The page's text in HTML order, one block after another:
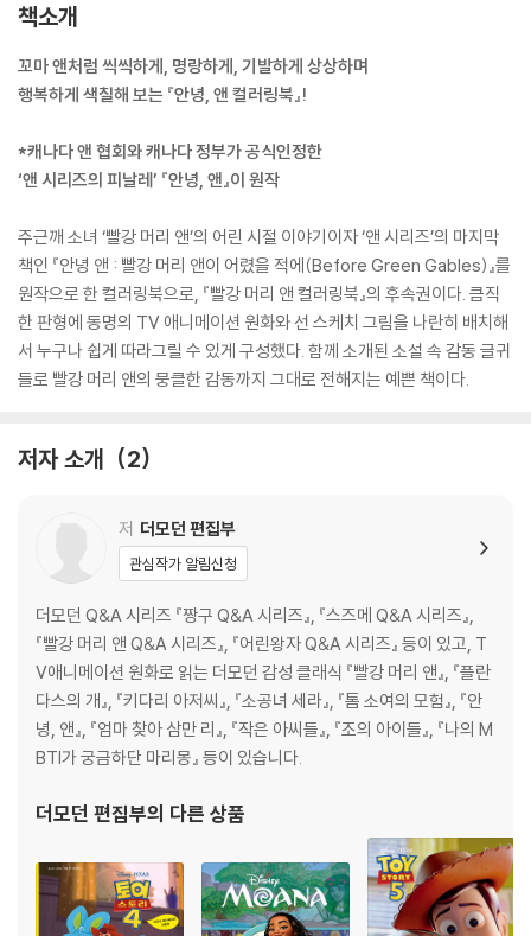
책소개
꼬마 앤처럼 씩씩하게, 명랑하게, 기발하게 상상하며
행복하게 색칠해 보는 『안녕, 앤 컬러링북』!
*캐나다 앤 협회와 캐나다 정부가 공식인정한
‘앤 시리즈의 피날레’ 『안녕, 앤』이 원작
주근깨 소녀 ‘빨강 머리 앤’의 어린 시절 이야기이자 ‘앤 시리즈’의 마지막
책인 『안녕 앤 : 빨강 머리 앤이 어렸을 적에(Before Green Gables)』를
원작으로 한 컬러링북으로, 『빨강 머리 앤 컬러링북』의 후속권이다. 큼직
한 판형에 동명의 TV 애니메이션 원화와 선 스케치 그림을 나란히 배치해
서 누구나 쉽게 따라그릴 수 있게 구성했다. 함께 소개된 소설 속 감동 글귀
들로 빨강 머리 앤의 뭉클한 감동까지 그대로 전해지는 예쁜 책이다.
저자 소개 2
저 더모던 편집부
관심작가 알림신청
더모던 Q&A 시리즈 『짱구 Q&A 시리즈』, 『스즈메 Q&A 시리즈』,
『빨강 머리 앤 Q&A 시리즈』, 『어린왕자 Q&A 시리즈』 등이 있고, T
V애니메이션 원화로 읽는 더모던 감성 클래식 『빨강 머리 앤』, 『플란
다스의 개』, 『키다리 아저씨』, 『소공녀 세라』, 『톰 소여의 모험』, 『안
녕, 앤』, 『엄마 찾아 삼만 리』, 『작은 아씨들』, 『조의 아이들』, 『나의 M
BTI가 궁금하단 마리몽』 등이 있습니다.
더모던 편집부의 다른 상품